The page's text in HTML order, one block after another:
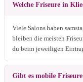
Welche Friseure in
Viele Salons haben
bleiben die meisten
du beim jeweiligen
Gibt es mobile